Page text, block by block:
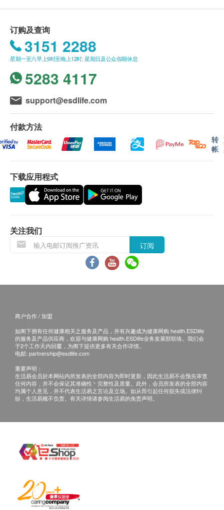
甘油三酯
高密度胆固醇
低密度胆固醇
糖尿
空腹血糖
肝功能
谷草转氨酶
谷丙转氨酶
肾功能
肌酸酐
白血球
中性白血球
嗜酸性粒细胞
血红蛋白
血球容积
紅血球平均體積
红血球平均红蛋白
红血球平均血红素浓度
红细胞分布比较
血小板数目
全腹超声波
HK$4,000.0
糖化血色素
- 所有身体检查并非作医疗诊断或治疗用途。 - 如有任
何争议，「健康网购health.ESDlife」及仁安医院将保
留最终决定权。
有效期
本身体检查计划有效期为六个月，客人必须于六个月
内(由确认付款日期起计)接受有关检查，逾期作废。
报告
进行健康检查后，一般情况下，需大概7至10个工作
期。 轮候报告讲解时间会因应不同情况(如个别化验
项目所需时间或客人指明特定时段)而有所延长。
A. 本地客户:
(2) 电话讲解报告：亲身或授权亲友自取报告
(3) 电话讲解报告：以平邮方式邮寄报告 (客人需自行
承担邮寄报告之风险。 )
(3) 电话讲解报告：如选择以邮寄报告需要另行收费
(客人需自行承担邮寄报告之风险。 )
免责声明：
所有健康检查/服务并非作为医务诊断或治疗用
途。 当阁下身体健康出现任何疾病征兆时，应立
即咨询有认可资格的医生，作出诊断及治疗。
购 health. ESDlife】并没有经营或提供本服务/产
服务/产品而引致的损失、损害、受伤或法律诉
讼，健康网购health. ESDlife概不负责。 一切有关
出。
订购及查询
3151 2288
星期一至六早上9时至晚上12时; 星期日及公众假期休息
5283 4117
support@esdlife.com
付款方法
转
帐
下载应用程式
关注我们
订阅
商户合作 / 加盟
如阁下拥有任何健康相关之服务及产品，并有兴趣成为健康网购 health.ESDlife
的服务及产品供应商，欢迎与健康网购 health.ESDlife业务发展部联络。我们会
于2个工作天内回覆，为阁下提供更多有关合作详情。
电邮: partnership@esdlife.com
重要声明：
生活易会员於本网站内所发表的全部内容为即时更新，因此生活易不会预先审查
任何内容，并不会保证其准确性丶完整性及质量。此外，会员所发表的全部内容
均属个人意见，并不代表生活易之言论及立场。如从而引起任何损失或法律纠
纷，生活易概不负责。有关详情请参阅生活易的免责声明。